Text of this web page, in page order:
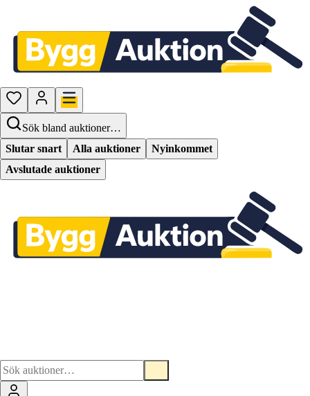
Sök bland auktioner…
Slutar snart
Alla auktioner
Nyinkommet
Avslutade auktioner